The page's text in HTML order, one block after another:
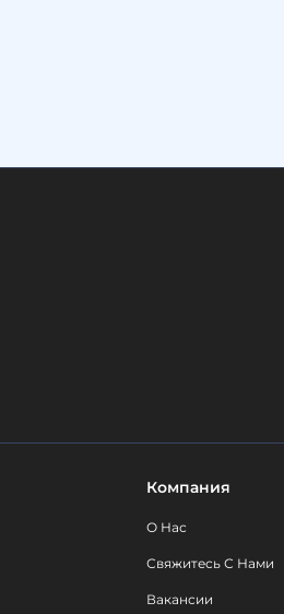
Компания
О Нас
Свяжитесь С Нами
Вакансии